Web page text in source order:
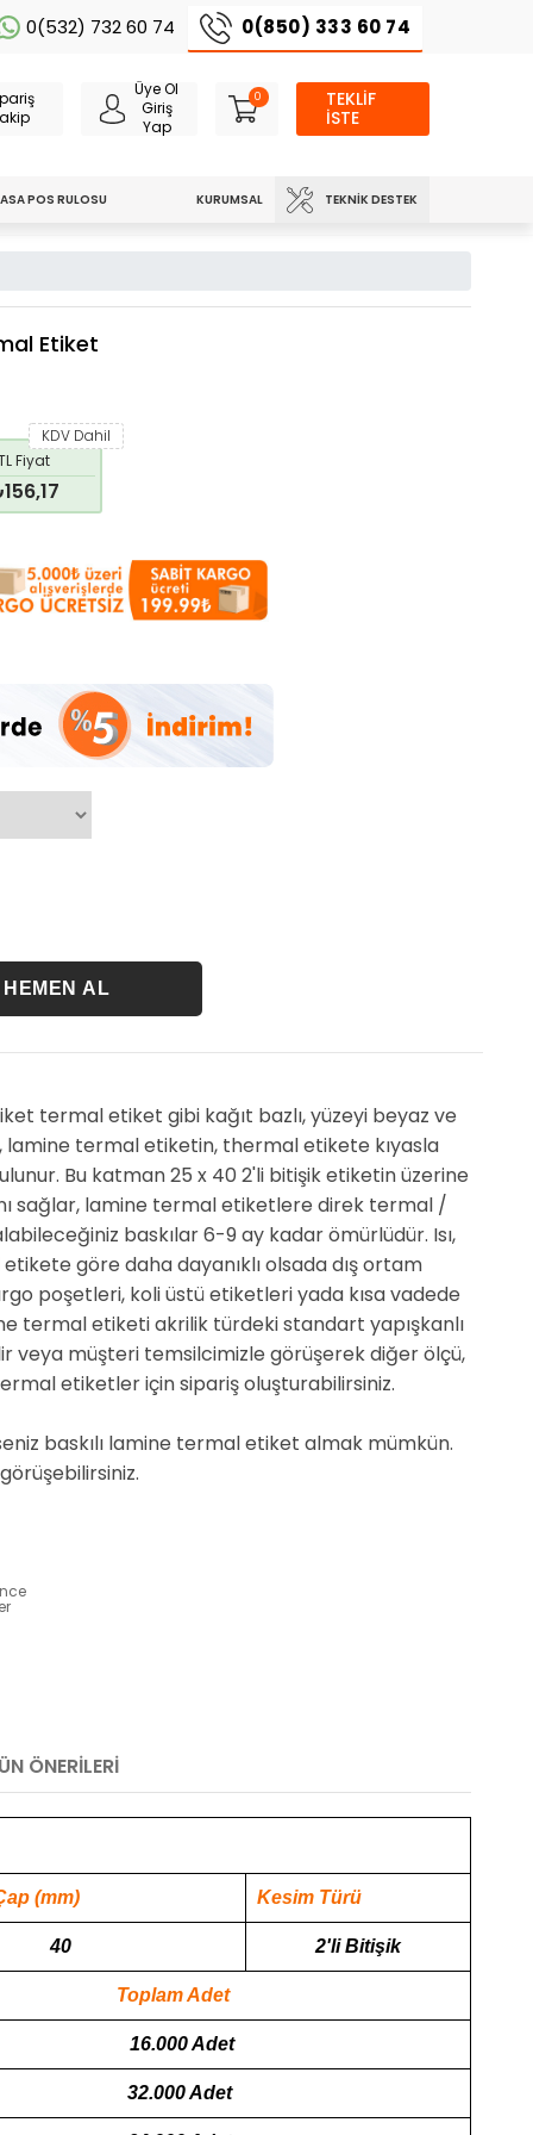
0(532) 732 60 74 0(850) 333 60 74
Üye Ol
Giriş
Yap
0
TEKLİF
İSTE
POS RULOSU KURUMSAL TEKNIK DESTEK
Etiket
Fiyat
KDV Dahil
termal etiket gibi kağıt bazlı, yüzeyi beyaz ve
lamine termal etiketin, thermal etikete kıyasla
Bu katman 25 x 40 2'li bitişik etiketin üzerine
sağlar, lamine termal etiketlere direk termal /
baskılar 6-9 ay kadar ömürlüdür. Isı,
göre daha dayanıklı olsada dış ortam
poşetleri, koli üstü etiketleri yada kısa vadede
termal etiketi akrilik türdeki standart yapışkanlı
veya müşteri temsilcimizle görüşerek diğer ölçü,
etiketler için sipariş oluşturabilirsiniz.
baskılı lamine termal etiket almak mümkün.
ÖNERILERI
(mm) Kesim Türü
40 2'li Bitişik
Toplam Adet
16.000 Adet
32.000 Adet